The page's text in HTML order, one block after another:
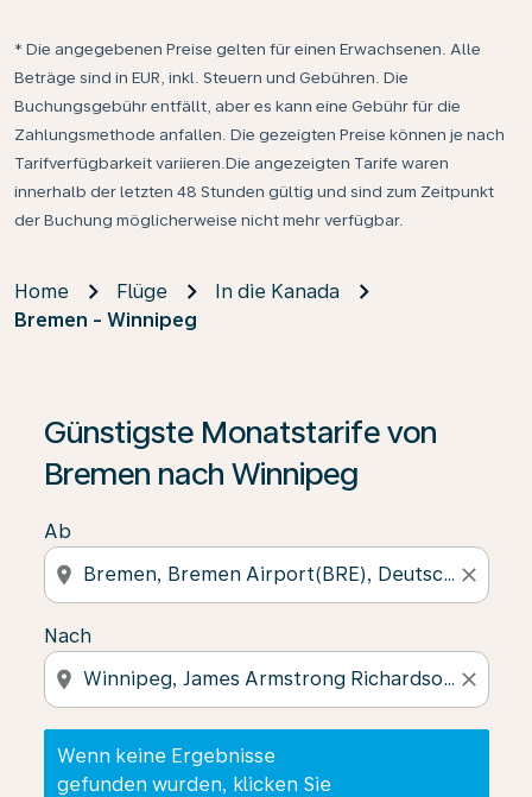
* Die angegebenen Preise gelten für einen Erwachsenen. Alle
Beträge sind in EUR, inkl. Steuern und Gebühren. Die
Buchungsgebühr entfällt, aber es kann eine Gebühr für die
Zahlungsmethode anfallen. Die gezeigten Preise können je nach
Tarifverfügbarkeit variieren.Die angezeigten Tarife waren
innerhalb der letzten 48 Stunden gültig und sind zum Zeitpunkt
der Buchung möglicherweise nicht mehr verfügbar.
Home Flüge
In die Kanada
Bremen - Winnipeg
Günstigste Monatstarife von
Bremen nach Winnipeg
Ab
location_on close
Nach
location_on close
Wenn keine Ergebnisse
gefunden wurden, klicken Sie
Wenn keine Ergebnisse gefunden wurden, klicken